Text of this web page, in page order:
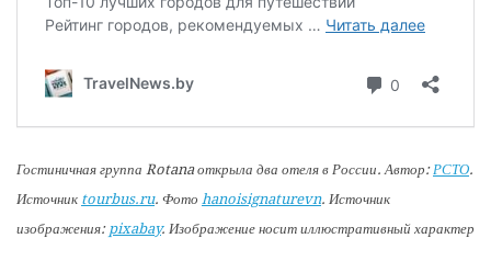
Гостиничная группа Rotana открыла два отеля в России. Автор:РСТО.
Источник tourbus.ru. Фото hanoisignaturevn. Источник
изображения: pixabay. Изображение носит иллюстративный характер